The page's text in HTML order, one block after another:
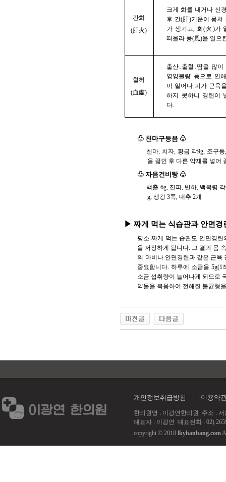
간화
(肝火)
크게 화를 내거나 신
후 간(肝)기운이 뭉쳐
가 생기고, 화(火)가
떠올라 풍(風)을 일으
혈허
(血虛)
출산․출혈․땀을 많이
영양불량 등으로 인
이 일어나 피가 근육
하지 못하니 경련이
다.
♧ 천마구등음 ♧
천마, 치자, 황금 각9g, 조구
을 끓인 후 다른 약재를 넣어
♧ 자음건비탕 ♧
백출 6g, 진피, 반하, 백복령
g, 생강 3쪽, 대추 2개
▶ 짜게 먹는 식습관과 안면경
평소 짜게 먹는 습관도 안면경
을 저장하게 됩니다. 그 결과 몸
의 마비나 안면경련과 같은 근육
중요합니다. 하루에 소금을
소금 섭취량이 늘어나게 되므로
약물을 복용하여 전해질 불균형
개인정보취급방침 이용약
한의원명 : 이광연한의원 주소 : 서
대표자 : 이광연 대표전화 : 02)
copyright © 2018 lkyhanbang.com